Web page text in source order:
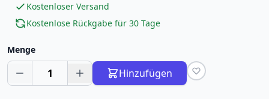
Kostenloser Versand
Kostenlose Rückgabe für 30 Tage
Menge
1 Hinzufügen